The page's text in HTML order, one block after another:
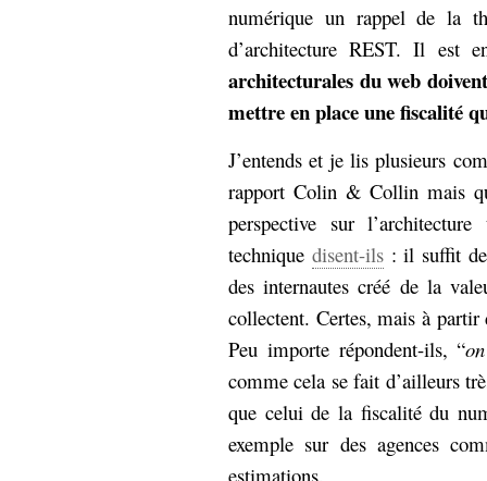
numérique un rappel de la
d’architecture REST. Il est
architecturales du web
mettre en place une fiscalité
J’entends et je lis plusieurs
rapport Colin & Collin mais
perspective sur
technique disent-ils: il suffit de
des internautes créé de la
collectent. Certes, mais à
Peu importe répondent-ils, “
comme cela se fait d’ailleurs
que celui de la fiscalité du
exemple sur des agences
estimations.